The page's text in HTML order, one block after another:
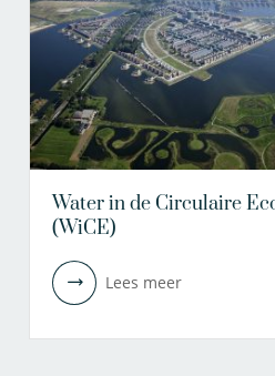
Water in de Circulaire
(WiCE)
Lees meer